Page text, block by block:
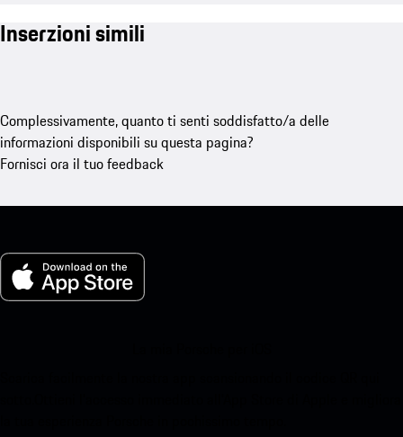
Inserzioni simili
Complessivamente, quanto ti senti soddisfatto/a delle
informazioni disponibili su questa pagina?
Fornisci ora il tuo feedback